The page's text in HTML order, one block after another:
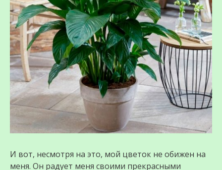
И вот, несмотря на это, мой цветок не обижен на
меня. Он радует меня своими прекрасными